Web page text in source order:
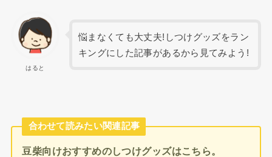
はると
悩まなくても大丈夫!しつけグッズをラン
キングにした記事があるから見てみよう!
合わせて読みたい関連記事
豆柴向けおすすめのしつけグッズはこちら。